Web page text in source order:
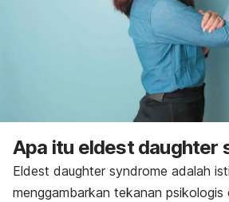
Apa itu eldest daughter
Eldest daughter syndrome adalah
menggambarkan tekanan psikologis